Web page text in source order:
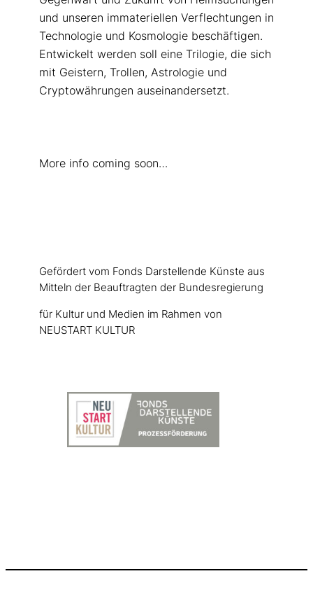
und unseren immateriellen Verflechtungen in
Technologie und Kosmologie beschäftigen.
Entwickelt werden soll eine Trilogie, die sich
mit Geistern, Trollen, Astrologie und
Cryptowährungen auseinandersetzt.
More info coming soon…
Gefördert vom Fonds Darstellende Künste aus
Mitteln der Beauftragten der Bundesregierung
für Kultur und Medien im Rahmen von
NEUSTART KULTUR